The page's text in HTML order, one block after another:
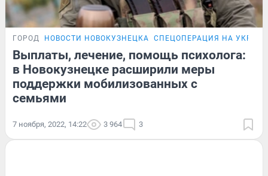
ГОРОД НОВОСТИ НОВОКУЗНЕЦКА СПЕЦОПЕРАЦИЯ НА
Выплаты, лечение, помощь психолога:
в Новокузнецке расширили меры
поддержки мобилизованных с
семьями
7 ноября, 2022, 14:22 3 964 3